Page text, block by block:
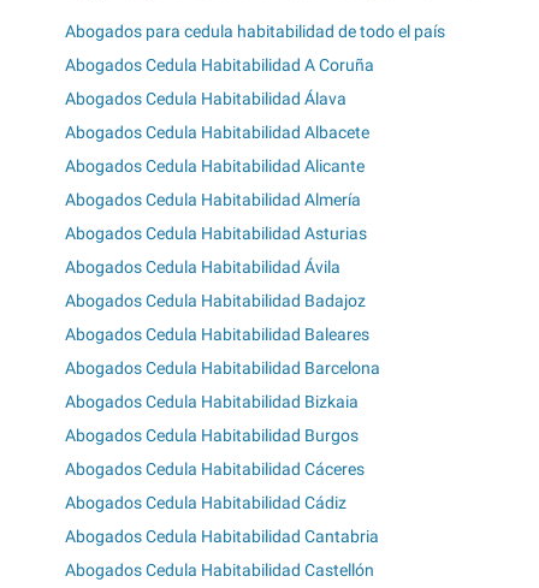
Abogados para cedula habitabilidad de todo el país
Abogados Cedula Habitabilidad A Coruña
Abogados Cedula Habitabilidad Álava
Abogados Cedula Habitabilidad Albacete
Abogados Cedula Habitabilidad Alicante
Abogados Cedula Habitabilidad Almería
Abogados Cedula Habitabilidad Asturias
Abogados Cedula Habitabilidad Ávila
Abogados Cedula Habitabilidad Badajoz
Abogados Cedula Habitabilidad Baleares
Abogados Cedula Habitabilidad Barcelona
Abogados Cedula Habitabilidad Bizkaia
Abogados Cedula Habitabilidad Burgos
Abogados Cedula Habitabilidad Cáceres
Abogados Cedula Habitabilidad Cádiz
Abogados Cedula Habitabilidad Cantabria
Abogados Cedula Habitabilidad Castellón